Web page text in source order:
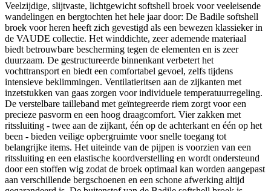
Veelzijdige, slijtvaste, lichtgewicht softshell broek voor veeleisende
wandelingen en bergtochten het hele jaar door: De Badile softshell
broek voor heren heeft zich gevestigd als een bewezen klassieker in
de VAUDE collectie. Het winddichte, zeer ademende materiaal
biedt betrouwbare bescherming tegen de elementen en is zeer
duurzaam. De gestructureerde binnenkant verbetert het
vochttransport en biedt een comfortabel gevoel, zelfs tijdens
intensieve beklimmingen. Ventilatieritsen aan de zijkanten met
inzetstukken van gaas zorgen voor individuele temperatuurregeling.
De verstelbare tailleband met geïntegreerde riem zorgt voor een
precieze pasvorm en een hoog draagcomfort. Vier zakken met
ritssluiting - twee aan de zijkant, één op de achterkant en één op het
been - bieden veilige opbergruimte voor snelle toegang tot
belangrijke items. Het uiteinde van de pijpen is voorzien van een
ritssluiting en een elastische koordverstelling en wordt ondersteund
door een stoffen wig zodat de broek optimaal kan worden aangepast
aan verschillende bergschoenen en een schone afwerking altijd